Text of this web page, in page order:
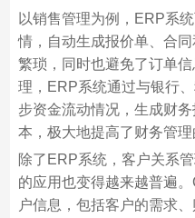
以销售管理为例，ERP系
情，自动生成报价单、合
繁琐，同时也避免了订单
理，ERP系统通过与银行
步资金流动情况，生成财
本，极大地提高了财务管理
除了ERP系统，客户关系
的应用也变得越来越普遍
户信息，包括客户的需求